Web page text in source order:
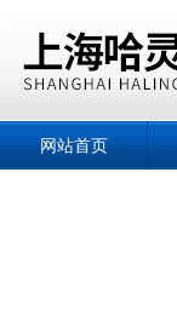
网站首页